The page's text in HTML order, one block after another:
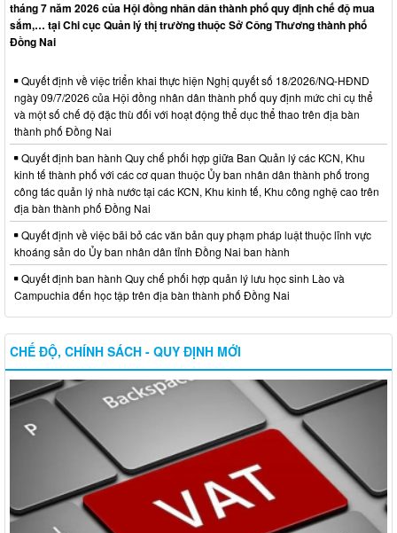
tháng 7 năm 2026 của Hội đồng nhân dân thành phố quy định chế độ mua
sắm,… tại Chi cục Quản lý thị trường thuộc Sở Công Thương thành phố
Đồng Nai
Quyết định về việc triển khai thực hiện Nghị quyết số 18/2026/NQ-HĐND
ngày 09/7/2026 của Hội đồng nhân dân thành phố quy định mức chi cụ thể
và một số chế độ đặc thù đối với hoạt động thể dục thể thao trên địa bàn
thành phố Đồng Nai
Quyết định ban hành Quy chế phối hợp giữa Ban Quản lý các KCN, Khu
kinh tế thành phố với các cơ quan thuộc Ủy ban nhân dân thành phố trong
công tác quản lý nhà nước tại các KCN, Khu kinh tế, Khu công nghệ cao trên
địa bàn thành phố Đồng Nai
Quyết định về việc bãi bỏ các văn bản quy phạm pháp luật thuộc lĩnh vực
khoáng sản do Ủy ban nhân dân tỉnh Đồng Nai ban hành
Quyết định ban hành Quy chế phối hợp quản lý lưu học sinh Lào và
Campuchia đến học tập trên địa bàn thành phố Đồng Nai
CHẾ ĐỘ, CHÍNH SÁCH - QUY ĐỊNH MỚI